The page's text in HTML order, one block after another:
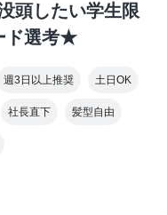
頭したい学生限
ド選考★
週3日以上推奨 土日OK
社長直下 髪型自由